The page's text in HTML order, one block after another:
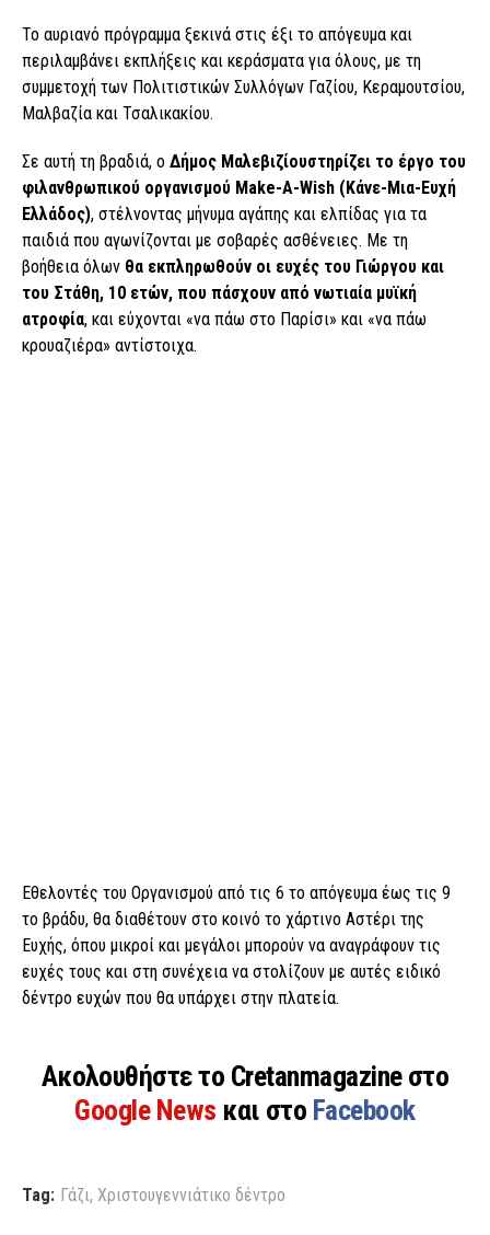
Το αυριανό πρόγραμμα ξεκινά στις έξι το απόγευμα και
περιλαμβάνει εκπλήξεις και κεράσματα για όλους, με τη
συμμετοχή των Πολιτιστικών Συλλόγων Γαζίου, Κεραμουτσίου,
Μαλβαζία και Τσαλικακίου.
Σε αυτή τη βραδιά, ο Δήμος Μαλεβιζίουστηρίζει το έργο του
φιλανθρωπικού οργανισμού Make-A-Wish (Κάνε-Μια-Ευχή
Ελλάδος), στέλνοντας μήνυμα αγάπης και ελπίδας για τα
παιδιά που αγωνίζονται με σοβαρές ασθένειες. Με τη
βοήθεια όλων θα εκπληρωθούν οι ευχές του Γιώργου και
του Στάθη, 10 ετών, που πάσχουν από νωτιαία μυϊκή
ατροφία, και εύχονται «να πάω στο Παρίσι» και «να πάω
κρουαζιέρα» αντίστοιχα.
Εθελοντές του Οργανισμού από τις 6 το απόγευμα έως τις 9
το βράδυ, θα διαθέτουν στο κοινό το χάρτινο Αστέρι της
Ευχής, όπου μικροί και μεγάλοι μπορούν να αναγράφουν τις
ευχές τους και στη συνέχεια να στολίζουν με αυτές ειδικό
δέντρο ευχών που θα υπάρχει στην πλατεία.
Ακολουθήστε το Cretanmagazine στο
Google News και στο Facebook
Tag: Γάζι, Χριστουγεννιάτικο δέντρο